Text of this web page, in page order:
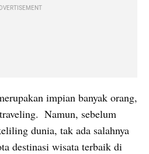
impian banyak orang,
Namun, sebelum
dunia, tak ada salahnya
destinasi wisata terbaik di